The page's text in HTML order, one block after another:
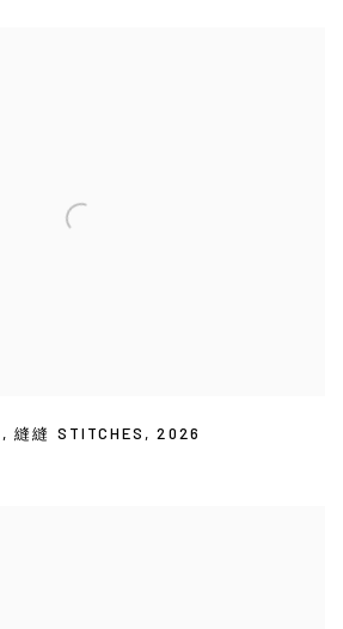
,縫縫 STITCHES ,2026